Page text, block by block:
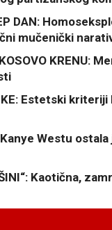
DAN:
mučenički
KRENU:
Estetski kriteriji
Kanye Westu
Kaotična,